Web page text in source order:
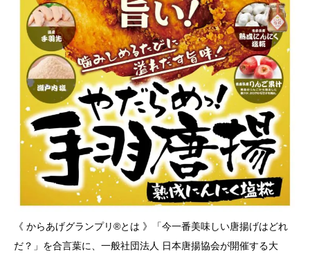
《 からあげグランプリ®とは 》「今一番美味しい唐揚げはどれ
だ？」を合言葉に、一般社団法人 日本唐揚協会が開催する大